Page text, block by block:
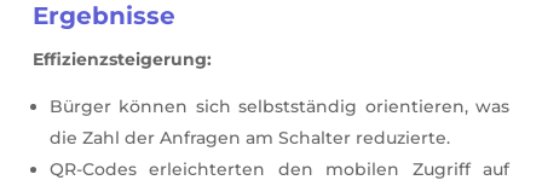
Ergebnisse
Effizienzsteigerung:
Bürger können sich selbstständig orientieren, was
die Zahl der Anfragen am Schalter reduzierte.
QR-Codes erleichterten den mobilen Zugriff auf